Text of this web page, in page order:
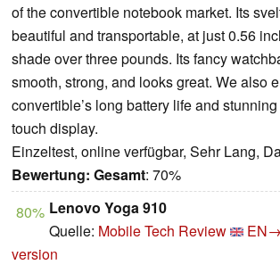
of the convertible notebook market. Its
beautiful and transportable, at just 0.56
shade over three pounds. Its fancy
smooth, strong, and looks great. We also
convertible’s long battery life and
touch display.
Einzeltest, online verfügbar, Sehr Lang,
Bewertung: Gesamt: 70%
80% Lenovo Yoga 910
Quelle: Mobile Tech Review
version